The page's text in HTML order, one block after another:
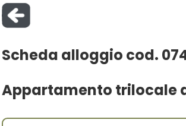
Scheda alloggio cod.
Appartamento trilocale